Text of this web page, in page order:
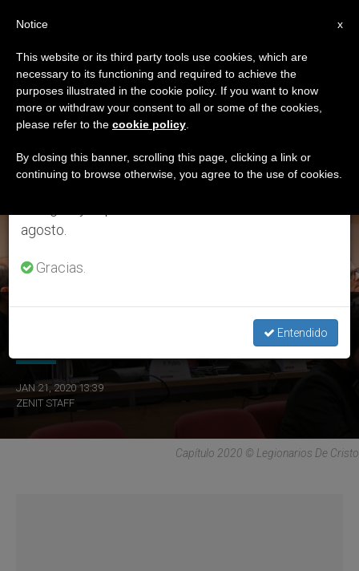
ETIQUETA
Posts Tagged ‘P.
Eduardo Robles-Gil’
ÚLTIMAS NOTICIAS
JAN 21, 2020 13:39
ZENIT STAFF
Capítulo 2020 © Legionarios De Cristo
×
Aviso importante
Del 27 de julio al 7 de agosto haremos la pausa
anual, aprovechando que en el periodo de verano
se generan menos informaciones y también el
agosto.
Gracias.
Entendido
x
Notice
This website or its third party tools use cookies, which are
necessary to its functioning and required to achieve the
purposes illustrated in the cookie policy. If you want to know
more or withdraw your consent to all or some of the cookies,
please refer to the cookie policy
By closing this banner, scrolling this page, clicking a link or
continuing to browse otherwise, you agree to the use of cookies.